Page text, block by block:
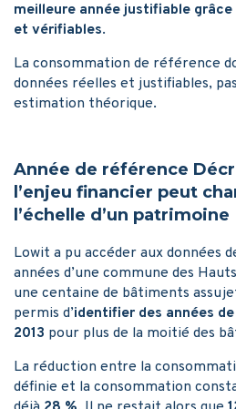
meilleure année justifiable grâce
et vérifiables.
La consommation de référence
données réelles et justifiables,
estimation théorique.
Année de référence
l’enjeu financier peut
l’échelle d’un patrimoine
Lowit a pu accéder aux données
années d’une commune des
une centaine de bâtiments
permis d’identifier des années
2013 pour plus de la moitié des
La réduction entre la
définie et la consommation